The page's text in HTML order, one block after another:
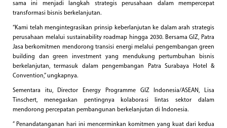
sama ini menjadi langkah strategis perusahaan dalam mempercepat
transformasi bisnis berkelanjutan.
“Kami telah mengintegrasikan prinsip keberlanjutan ke dalam arah strategis
perusahaan melalui sustainability roadmap hingga 2030. Bersama GIZ, Patra
Jasa berkomitmen mendorong transisi energi melalui pengembangan green
building dan green investment yang mendukung pertumbuhan bisnis
berkelanjutan, termasuk dalam pengembangan Patra Surabaya Hotel &
Convention,” ungkapnya.
Sementara itu, Director Energy Programme GIZ Indonesia/ASEAN, Lisa
Tinschert, menegaskan pentingnya kolaborasi lintas sektor dalam
mendorong percepatan pembangunan berkelanjutan di Indonesia.
” Penandatanganan hari ini mencerminkan komitmen yang kuat dari kedua